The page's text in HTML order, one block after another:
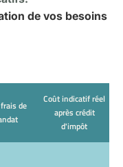
de vos besoins
de
Coût indicatif réel
après crédit
d'impôt